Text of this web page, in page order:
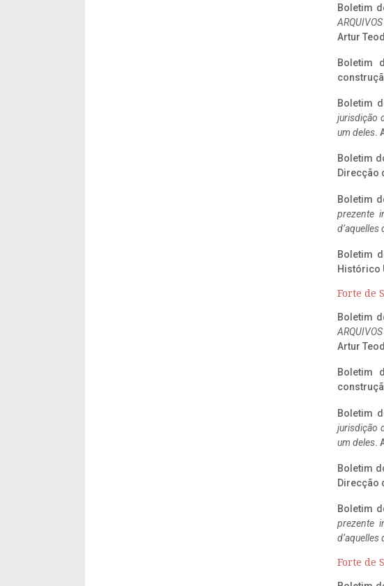
Boletim
Artur
Boletim
Boletim
jurisdição
um deles.
Boletim
Direcção
Boletim
prezente
d’aquelles
Boletim
Histórico
Forte de
Boletim
Artur
Boletim
Boletim
jurisdição
um deles.
Boletim
Direcção
Boletim
prezente
d’aquelles
Forte de